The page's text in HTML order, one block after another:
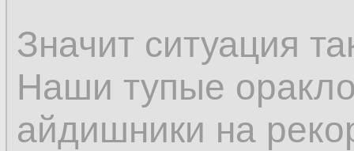
Значит ситуация
Наши тупые
айдишники на